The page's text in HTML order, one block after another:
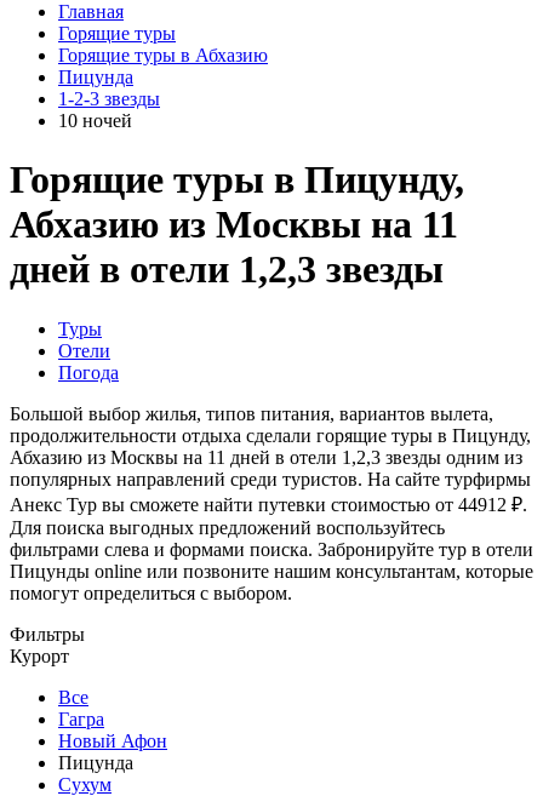
Главная
Горящие туры
Горящие туры в Абхазию
Пицунда
1-2-3 звезды
10 ночей
Горящие туры в Пицунду,
Абхазию из Москвы на 11
дней в отели 1,2,3 звезды
Туры
Отели
Погода
Большой выбор жилья, типов питания, вариантов вылета,
продолжительности отдыха сделали горящие туры в Пицунду,
Абхазию из Москвы на 11 дней в отели 1,2,3 звезды одним из
популярных направлений среди туристов. На сайте турфирмы
Анекс Тур вы сможете найти путевки стоимостью от 44912 ₽.
Для поиска выгодных предложений воспользуйтесь
фильтрами слева и формами поиска. Забронируйте тур в отели
Пицунды online или позвоните нашим консультантам, которые
помогут определиться с выбором.
Фильтры
Курорт
Все
Гагра
Новый Афон
Пицунда
Сухум